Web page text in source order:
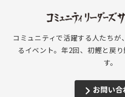
コミュニティで活躍する人たちが
るイベント。年2回、初鰹と戻
す。
お問い合